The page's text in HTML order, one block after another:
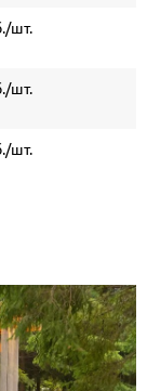
шт.
шт.
шт.